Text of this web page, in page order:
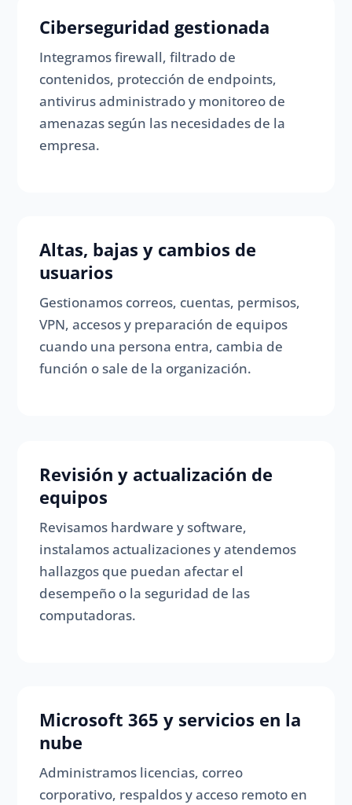
Ciberseguridad gestionada
Integramos firewall, filtrado de
contenidos, protección de endpoints,
antivirus administrado y monitoreo de
amenazas según las necesidades de la
empresa.
Altas, bajas y cambios de
usuarios
Gestionamos correos, cuentas, permisos,
VPN, accesos y preparación de equipos
cuando una persona entra, cambia de
función o sale de la organización.
Revisión y actualización de
equipos
Revisamos hardware y software,
instalamos actualizaciones y atendemos
hallazgos que puedan afectar el
desempeño o la seguridad de las
computadoras.
Microsoft 365 y servicios en la
nube
Administramos licencias, correo
corporativo, respaldos y acceso remoto en